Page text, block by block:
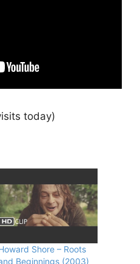
today)
Shore – Roots
Beginnings (2003)